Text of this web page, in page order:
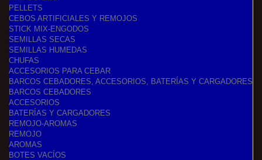
PELLETS
CEBOS ARTIFICIALES Y REMOJOS
STICK MIX-ENGODOS
SEMILLAS SECAS
SEMILLAS HUMEDAS
CHUFAS
ACCESORIOS PARA CEBAR
BARCOS CEBADORES, ACCESORIOS, BATERÍAS Y CARGADORES
BARCOS CEBADORES
ACCESORIOS
BATERÍAS Y CARGADORES
REMOJO-AROMAS
REMOJO
AROMAS
BOTES VACÍOS